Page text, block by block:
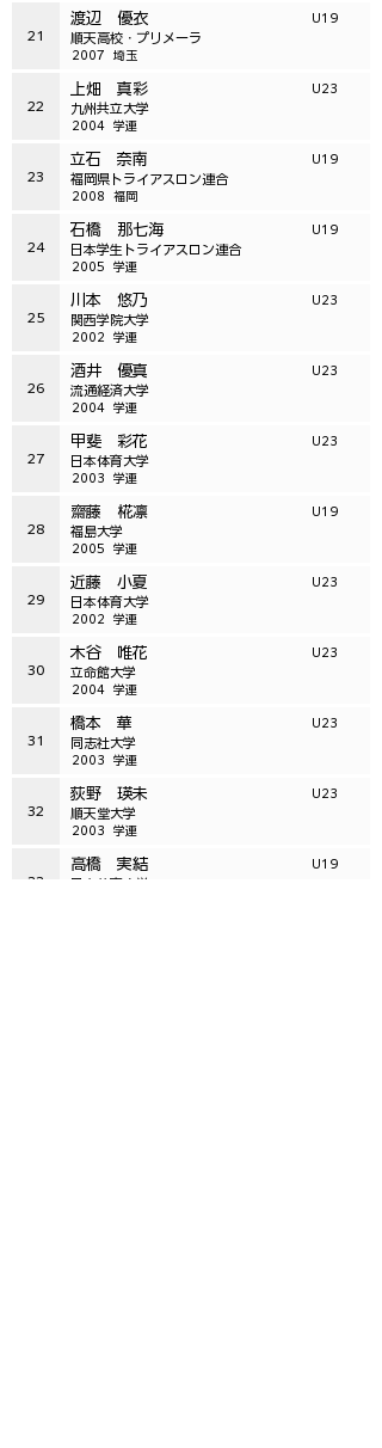
21
渡辺 優衣
順天高校・プリメーラ
U19
埼玉
2007
22
上畑 真彩
九州共立大学
U23
学連
2004
23
立石 奈南
福岡県トライアスロン連合
U19
福岡
2008
24
石橋 那七海
日本学生トライアスロン連合
U19
学連
2005
25
川本 悠乃
関西学院大学
U23
学連
2002
26
酒井 優真
流通経済大学
U23
学連
2004
27
甲斐 彩花
日本体育大学
U23
学連
2003
28
齋藤 椛凛
福島大学
U19
学連
2005
29
近藤 小夏
日本体育大学
U23
学連
2002
30
木谷 唯花
立命館大学
U23
学連
2004
31
橋本 華
同志社大学
U23
学連
2003
32
荻野 瑛未
順天堂大学
U23
学連
2003
33
高橋 実結
日本体育大学
U19